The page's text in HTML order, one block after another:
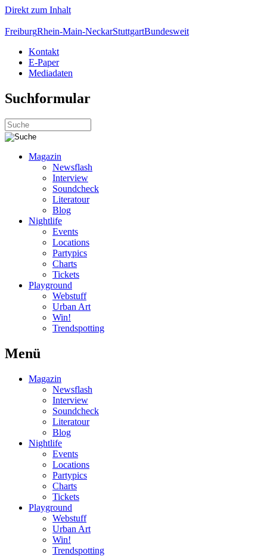
Direkt zum Inhalt
FreiburgRhein-Main-NeckarStuttgartBundesweit
Kontakt
E-Paper
Mediadaten
Suchformular
Magazin
Newsflash
Interview
Soundcheck
Literatour
Blog
Nightlife
Events
Locations
Partypics
Charts
Tickets
Playground
Webstuff
Urban Art
Win!
Trendspotting
Menü
Magazin
Newsflash
Interview
Soundcheck
Literatour
Blog
Nightlife
Events
Locations
Partypics
Charts
Tickets
Playground
Webstuff
Urban Art
Win!
Trendspotting